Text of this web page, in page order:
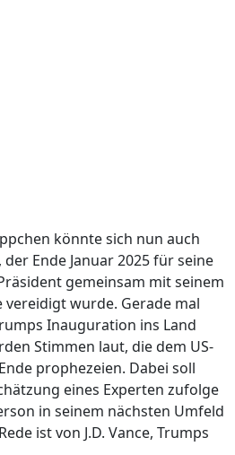
könnte sich nun auch
Ende Januar 2025 für seine
gemeinsam mit seinem
vereidigt wurde. Gerade mal
Inauguration ins Land
Stimmen laut, die dem US-
prophezeien. Dabei soll
eines Experten zufolge
in seinem nächsten Umfeld
ist von J.D. Vance, Trumps